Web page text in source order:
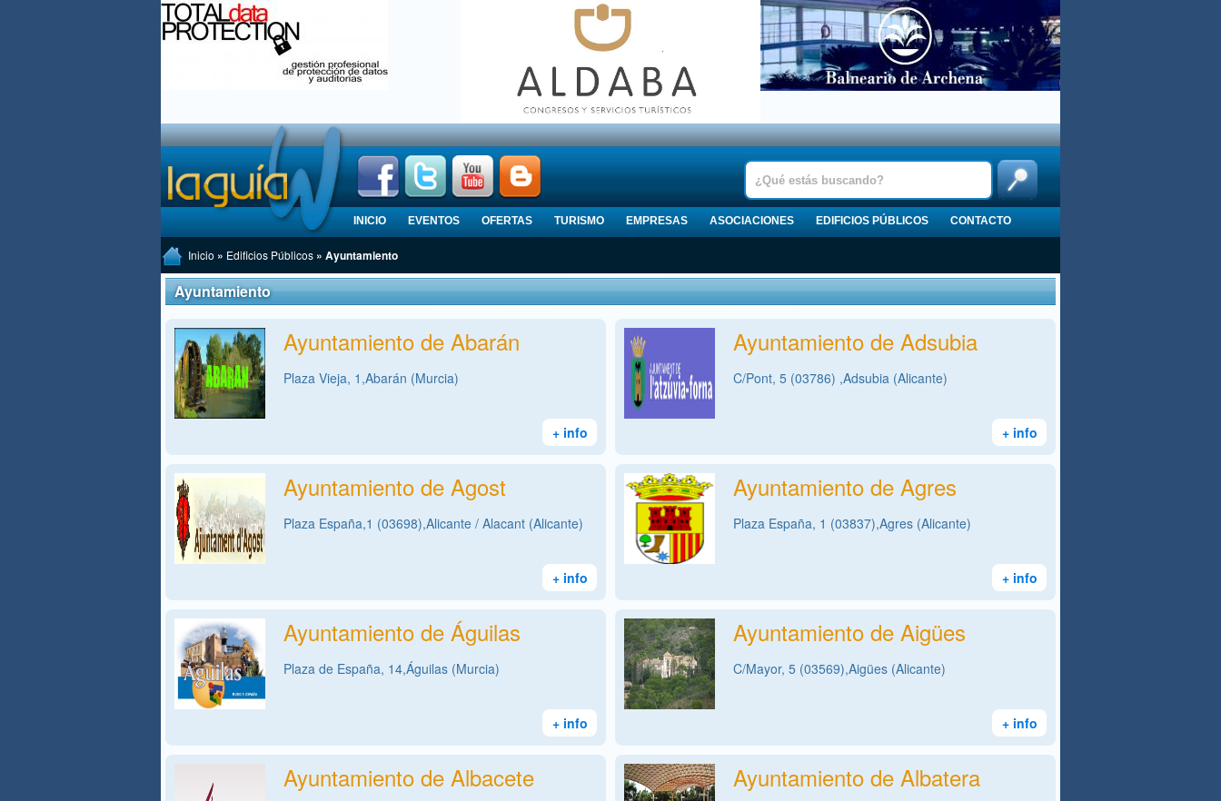
INICIO EVENTOS OFERTAS TURISMO EMPRESAS ASOCIACIONES EDIFICIOS PÚBLICOS CONTACTO
Inicio » Edificios Públicos » Ayuntamiento
Ayuntamiento
Ayuntamiento de Abarán
Plaza Vieja, 1,Abarán (Murcia)
+ info
Ayuntamiento de Adsubia
C/Pont, 5 (03786) ,Adsubia (Alicante)
+ info
Ayuntamiento de Agost
Plaza España,1 (03698),Alicante / Alacant (Alicante)
+ info
Ayuntamiento de Agres
Plaza España, 1 (03837),Agres (Alicante)
+ info
Ayuntamiento de Águilas
Plaza de España, 14,Águilas (Murcia)
+ info
Ayuntamiento de Aigües
C/Mayor, 5 (03569),Aigües (Alicante)
+ info
Ayuntamiento de Albacete Ayuntamiento de Albatera